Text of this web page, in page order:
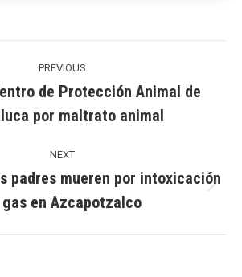
PREVIOUS
post:
de Protección Animal de
por maltrato animal
NEXT
post:
padres mueren por intoxicación
gas en Azcapotzalco